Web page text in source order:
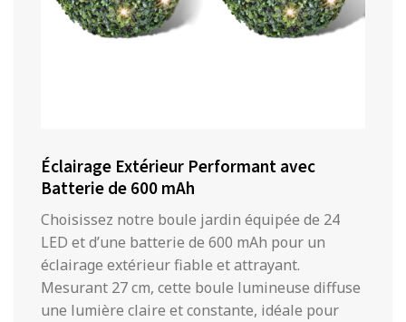
Éclairage Extérieur Performant avec
Batterie de 600 mAh
Choisissez notre boule jardin équipée de 24
LED et d’une batterie de 600 mAh pour un
éclairage extérieur fiable et attrayant.
Mesurant 27 cm, cette boule lumineuse diffuse
une lumière claire et constante, idéale pour